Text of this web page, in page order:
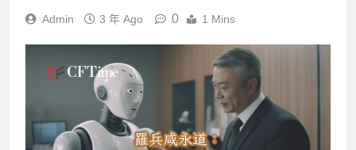
Admin 3 年 Ago 0 1 Mins